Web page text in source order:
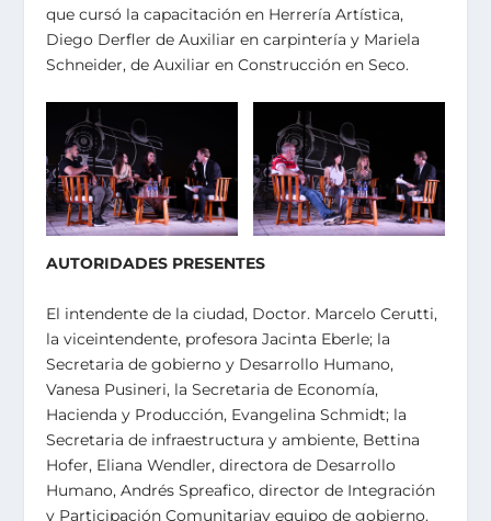
que cursó la capacitación en Herrería Artística,
Diego Derfler de Auxiliar en carpintería y Mariela
Schneider, de Auxiliar en Construcción en Seco.
AUTORIDADES PRESENTES
El intendente de la ciudad, Doctor. Marcelo Cerutti,
la viceintendente, profesora Jacinta Eberle; la
Secretaria de gobierno y Desarrollo Humano,
Vanesa Pusineri, la Secretaria de Economía,
Hacienda y Producción, Evangelina Schmidt; la
Secretaria de infraestructura y ambiente, Bettina
Hofer, Eliana Wendler, directora de Desarrollo
Humano, Andrés Spreafico, director de Integración
y Participación Comunitariay equipo de gobierno.